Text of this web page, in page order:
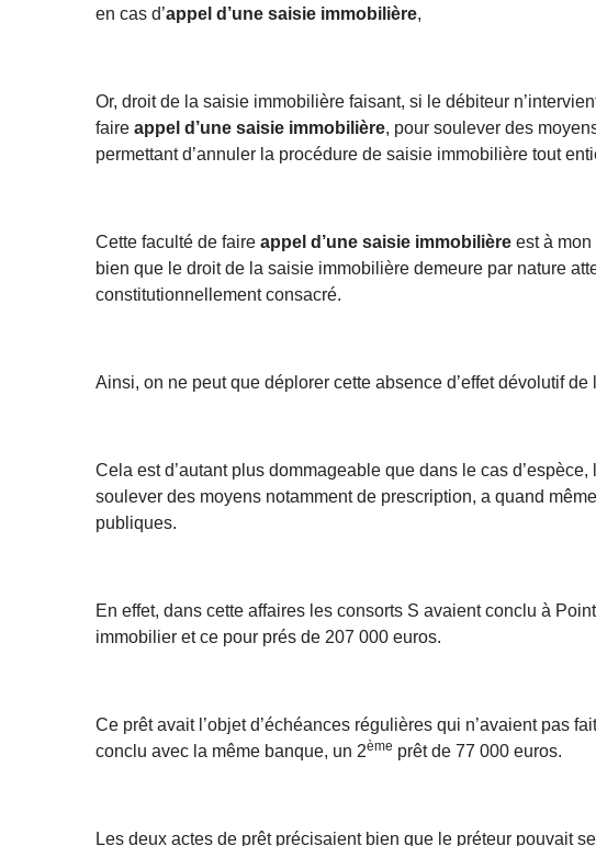
en cas d’appel d’une saisie immobilière,
Or, droit de la saisie immobilière faisant, si le débiteur
faireappel d’une saisie immobilière, pour soulever des
permettant d’annuler la procédure de saisie immobilière tout
Cette faculté de faireappel d’une saisie immobilière est à
bien que le droit de la saisie immobilière demeure par nature
constitutionnellement consacré.
Ainsi, on ne peut que déplorer cette absence d’effet dévolutif de
Cela est d’autant plus dommageable que dans le cas d’espèce,
soulever des moyens notamment de prescription, a quand
publiques.
En effet, dans cette affaires les consorts S avaient conclu à
immobilier et ce pour prés de 207 000 euros.
Ce prêt avait l’objet d’échéances régulières qui n’avaient pas
conclu avec la même banque, un 2ème prêt de 77 000 euros.
Les deux actes de prêt précisaient bien que le préteur pouvait